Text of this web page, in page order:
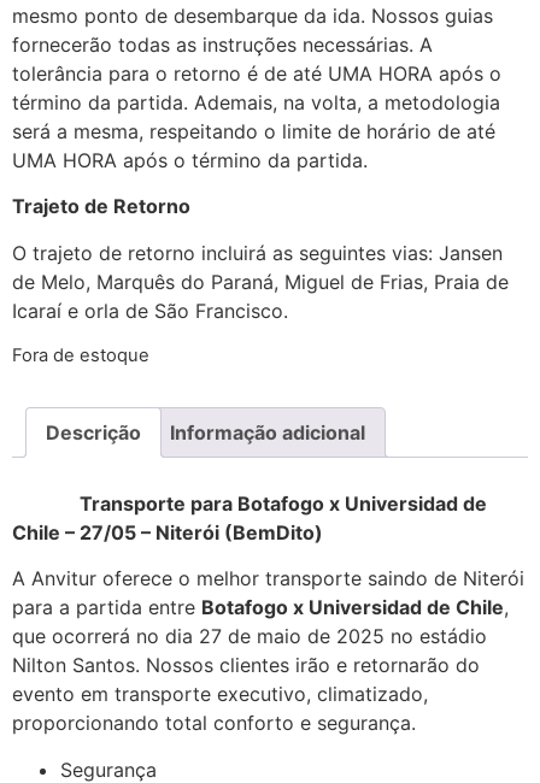
mesmo ponto de desembarque da ida. Nossos guias
fornecerão todas as instruções necessárias. A
tolerância para o retorno é de até UMA HORA após o
término da partida. Ademais, na volta, a metodologia
será a mesma, respeitando o limite de horário de até
UMA HORA após o término da partida.
Trajeto de Retorno
O trajeto de retorno incluirá as seguintes vias: Jansen
de Melo, Marquês do Paraná, Miguel de Frias, Praia de
Icaraí e orla de São Francisco.
Fora de estoque
Descrição Informação adicional
Transporte para Botafogo x Universidad de
Chile – 27/05 – Niterói (BemDito)
A Anvitur oferece o melhor transporte saindo de Niterói
para a partida entre Botafogo x Universidad de Chile,
que ocorrerá no dia 27 de maio de 2025 no estádio
Nilton Santos. Nossos clientes irão e retornarão do
evento em transporte executivo, climatizado,
proporcionando total conforto e segurança.
Segurança